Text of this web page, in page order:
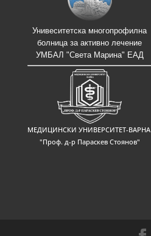
Унивеситетска многопрофилна
болница за активно лечение
УМБАЛ "Света Марина" ЕАД
МЕДИЦИНСКИ УНИВЕРСИТЕТ-ВАРНА
"Проф. д-р Параскев Стоянов"